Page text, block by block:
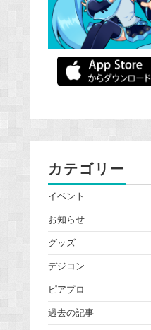
カテゴリー
イベント
お知らせ
グッズ
デジコン
ピアプロ
過去の記事